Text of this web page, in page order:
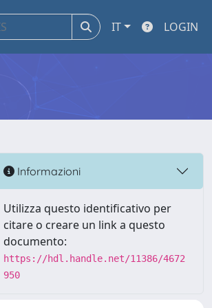
IT LOGIN
Informazioni
Utilizza questo identificativo per
citare o creare un link a questo
documento:
https://hdl.handle.net/11386/4672
950